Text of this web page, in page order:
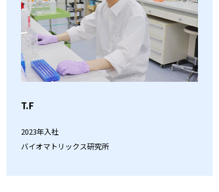
T.F
2023年入社
バイオマトリックス研究所